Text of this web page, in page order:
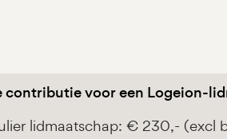
contributie voor een Logeion-
lidmaatschap: € 230,- (excl